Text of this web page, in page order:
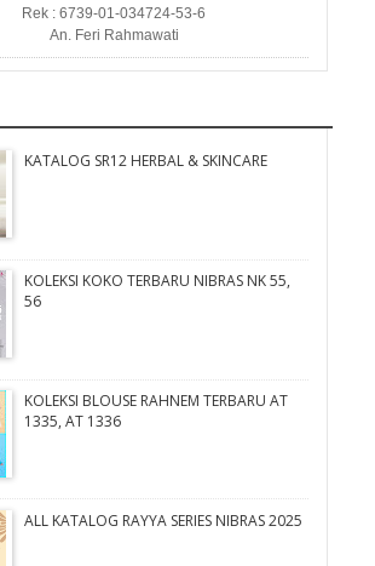
Rek : 6739-01-034724-53-6
An. Feri Rahmawati
KATALOG SR12 HERBAL & SKINCARE
KOLEKSI KOKO TERBARU NIBRAS NK 55,
56
KOLEKSI BLOUSE RAHNEM TERBARU AT
1335, AT 1336
ALL KATALOG RAYYA SERIES NIBRAS 2025